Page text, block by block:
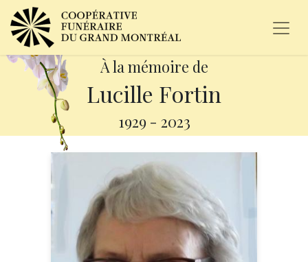
À la mémoire de
Lucille Fortin
1929 - 2023